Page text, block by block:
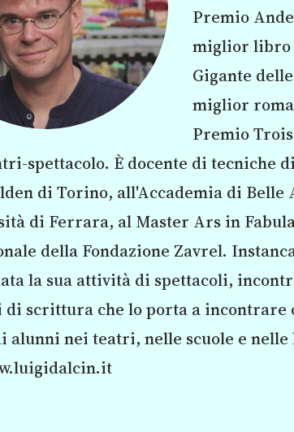
Premio
miglior libro
Gigante
miglior
Premio
spettacolo. È docente di tecniche
di Torino, all'Accademia di
di Ferrara, al Master Ars in
della Fondazione Zavrel.
la sua attività di spettacoli,
scrittura che lo porta a incontrare
alunni nei teatri, nelle scuole e